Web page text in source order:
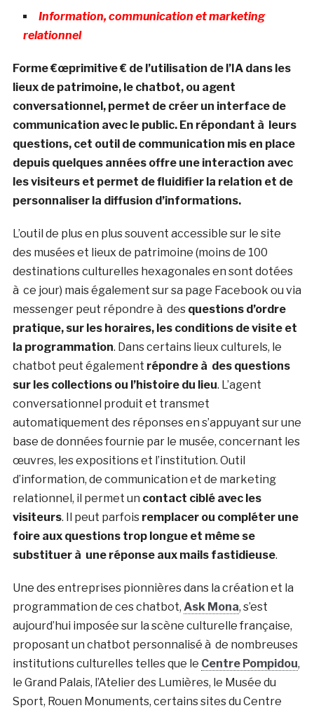
Information, communication et marketing
relationnel
Forme €œprimitive € de l’utilisation de l’IA dans les
lieux de patrimoine, le chatbot, ou agent
conversationnel, permet de créer un interface de
communication avec le public. En répondant à leurs
questions, cet outil de communication mis en place
depuis quelques années offre une interaction avec
les visiteurs et permet de fluidifier la relation et de
personnaliser la diffusion d’informations.
L’outil de plus en plus souvent accessible sur le site
des musées et lieux de patrimoine (moins de 100
destinations culturelles hexagonales en sont dotées
à ce jour) mais également sur sa page Facebook ou via
messenger peut répondre à des questions d’ordre
pratique, sur les horaires, les conditions de visite et
la programmation. Dans certains lieux culturels, le
chatbot peut également répondre à des questions
sur les collections ou l’histoire du lieu. L’agent
conversationnel produit et transmet
automatiquement des réponses en s’appuyant sur une
base de données fournie par le musée, concernant les
œuvres, les expositions et l’institution. Outil
d’information, de communication et de marketing
relationnel, il permet un contact ciblé avec les
visiteurs. Il peut parfois remplacer ou compléter une
foire aux questions trop longue et même se
substituer à une réponse aux mails fastidieuse.
Une des entreprises pionnières dans la création et la
programmation de ces chatbot, Ask Mona, s’est
aujourd’hui imposée sur la scène culturelle française,
proposant un chatbot personnalisé à de nombreuses
institutions culturelles telles que le Centre Pompidou,
le Grand Palais, l’Atelier des Lumières, le Musée du
Sport, Rouen Monuments, certains sites du Centre